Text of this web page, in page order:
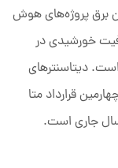
برق پروژه‌های هوش
۶۵۰ مگاوات ظرفیت خورشیدی در
دیتاسنترهای
قرارداد متا
سال جاری است.